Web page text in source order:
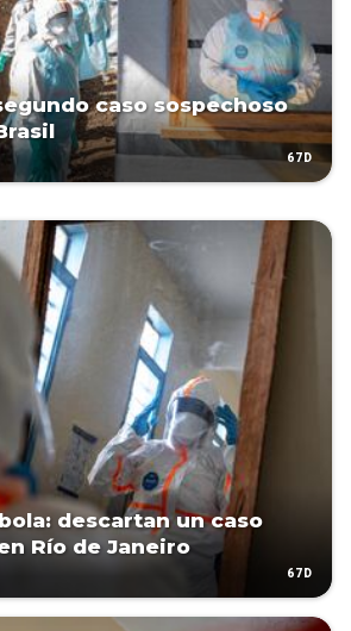
caso sospechoso
67D
descartan un caso
Río de Janeiro
67D